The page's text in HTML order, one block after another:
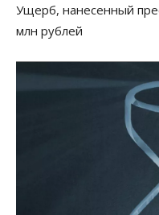
Ущерб, нанесенный
млн рублей